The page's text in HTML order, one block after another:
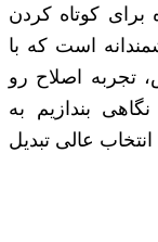
کوتاه کردن
است که با
تجربه اصلاح رو
بندازیم به
عالی تبدیل